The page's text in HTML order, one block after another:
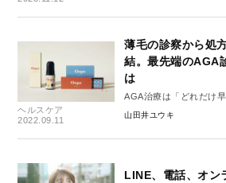
ヘルスケア
2022.09.11
薄毛の診察から処
結。最先端のAGA
は
AGA治療は「どれだけ
山田井ユウキ
LINE、電話、オン